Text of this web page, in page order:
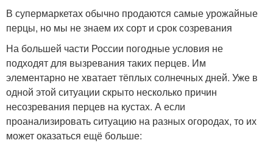
В супермаркетах обычно продаются самые урожайные
перцы, но мы не знаем их сорт и срок созревания
На большей части России погодные условия не
подходят для вызревания таких перцев. Им
элементарно не хватает тёплых солнечных дней. Уже в
одной этой ситуации скрыто несколько причин
несозревания перцев на кустах. А если
проанализировать ситуацию на разных огородах, то их
может оказаться ещё больше: